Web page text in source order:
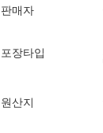
판매자
포장타입
원산지